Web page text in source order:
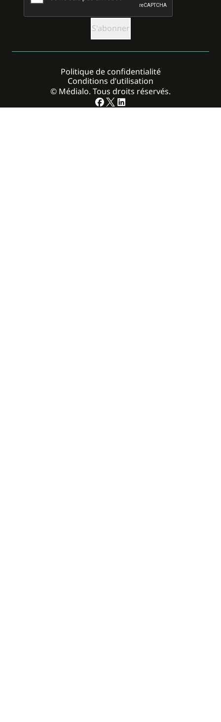
© Médialo. Tous droits réservés.
Politique de confidentialité
Conditions d’utilisation